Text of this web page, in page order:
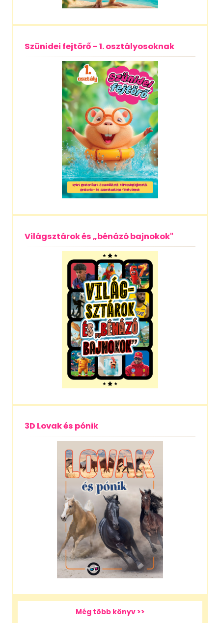
Szünidei fejtörő – 1. osztályosoknak
Világsztárok és „bénázó bajnokok"
3D Lovak és pónik
Még több könyv >>